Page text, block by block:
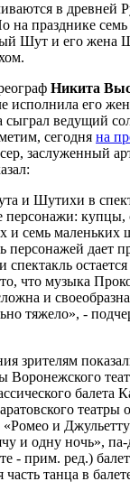
в древней
на празднике
Шут и его жена
Никита
исполнила его
ведущий
сегодня на
заслуженный
и Шутихи в
персонажи: купцы,
и семь маленьких
персонажей дает
спектакль
что музыка
и
тяжело», -
зрителям
Воронежского
балета
театры
«Ромео и
и одну ночь»,
- прим. ред.)
танца в